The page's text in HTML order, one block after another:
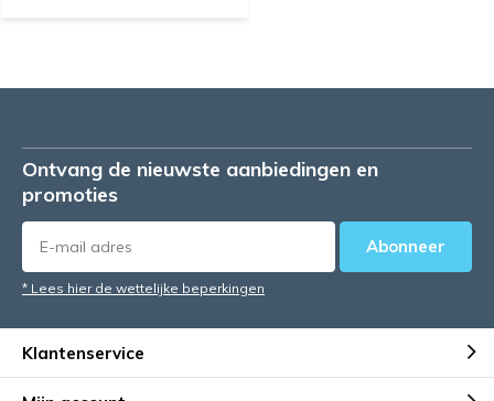
Ontvang de nieuwste aanbiedingen en
promoties
Abonneer
* Lees hier de wettelijke beperkingen
Klantenservice